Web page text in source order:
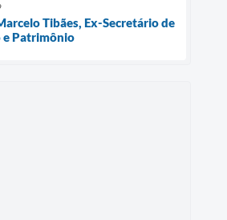
Tibães, Ex-Secretário de
e Patrimônio